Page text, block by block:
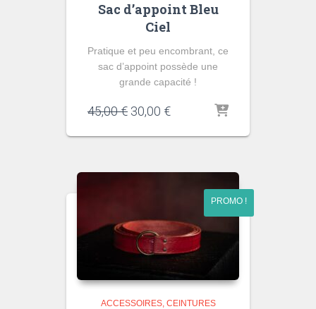
Sac d’appoint Bleu
Ciel
Pratique et peu encombrant, ce
sac d’appoint possède une
grande capacité !
45,00€ Le
initial
45,00 €.
30,00 €Le
actuel
30,00 €.
PROMO !
ACCESSOIRES CEINTURES